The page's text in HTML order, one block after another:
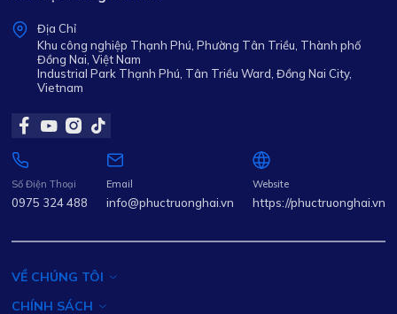
Địa Chỉ
Khu công nghiệp Thạnh Phú, Phường Tân Triều, Thành phố
Đồng Nai, Việt Nam
Industrial Park Thạnh Phú, Tân Triều Ward, Đồng Nai City,
Vietnam
Số Điện Thoại
0975 324 488
Email
info@phuctruonghai.vn
Website
https://phuctruonghai.vn
VỀ CHÚNG TÔI
CHÍNH SÁCH